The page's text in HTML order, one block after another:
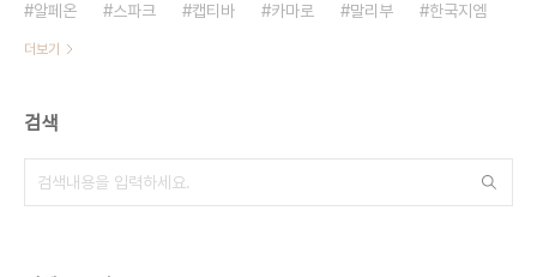
알페온
스파크 캡티바 카마로 말리부 한국지엠
더보기
검색